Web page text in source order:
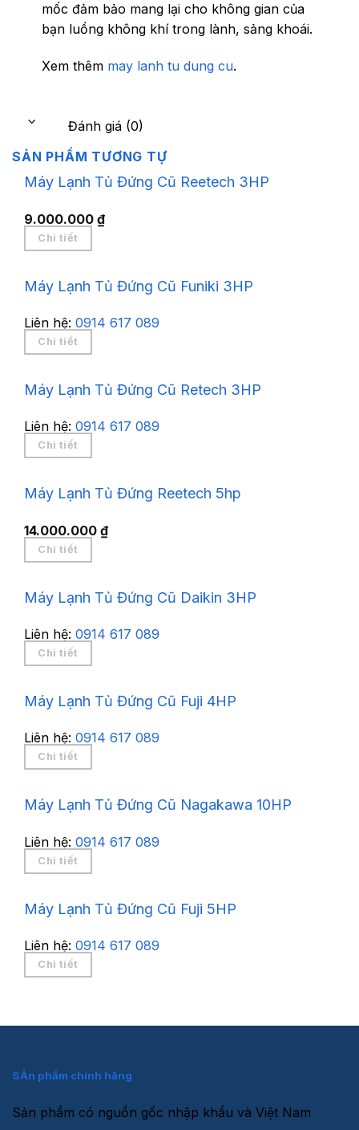
mốc đảm bảo mang lại cho không gian của
bạn luồng không khí trong lành, sảng khoái.
Xem thêm may lanh tu dung cu.
Đánh giá (0)
SẢN PHẨM TƯƠNG TỰ
Máy Lạnh Tủ Đứng Cũ Reetech 3HP
9.000.000 ₫
Chi tiết
Máy Lạnh Tủ Đứng Cũ Funiki 3HP
Liên hệ: 0914 617 089
Chi tiết
Máy Lạnh Tủ Đứng Cũ Retech 3HP
Liên hệ: 0914 617 089
Chi tiết
Máy Lạnh Tủ Đứng Reetech 5hp
14.000.000 ₫
Chi tiết
Máy Lạnh Tủ Đứng Cũ Daikin 3HP
Liên hệ: 0914 617 089
Chi tiết
Máy Lạnh Tủ Đứng Cũ Fuji 4HP
Liên hệ: 0914 617 089
Chi tiết
Máy Lạnh Tủ Đứng Cũ Nagakawa 10HP
Liên hệ: 0914 617 089
Chi tiết
Máy Lạnh Tủ Đứng Cũ Fuji 5HP
Liên hệ: 0914 617 089
Chi tiết
SẢn phẩm chính hãng
Sản phẩm có nguồn gốc nhập khẩu và Việt Nam